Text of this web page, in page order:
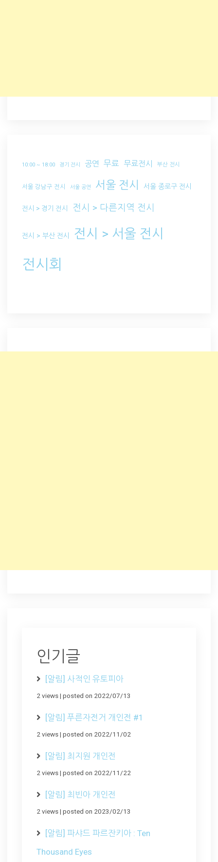
10:00 ~ 18:00 경기 전시 공연 무료 무료전시 부산 전시
서울 강남구 전시 서울 공연 서울 전시 서울 종로구 전시
전시 > 경기 전시 전시 > 다른지역 전시
전시 > 부산 전시 전시 > 서울 전시
전시회
인기글
[알림] 사적인 유토피아
2 views| posted on 2022/07/13
[알림] 푸른자전거 개인전 #1
2 views| posted on 2022/11/02
[알림] 최지원 개인전
2 views| posted on 2022/11/22
[알림] 최빈아 개인전
2 views| posted on 2023/02/13
[알림] 파샤드 파르잔키아 : Ten
Thousand Eyes